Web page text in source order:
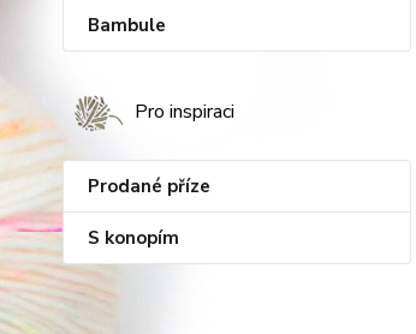
Bambule
Pro inspiraci
Prodané příze
S konopím